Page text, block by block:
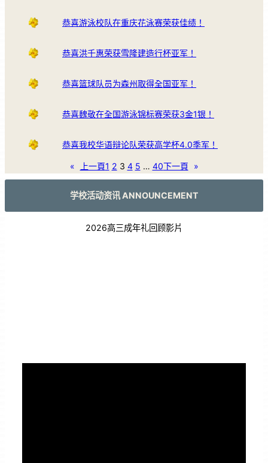
恭喜游泳校队在重庆花泳赛荣获佳绩！
恭喜洪千惠荣获雪隆建造行杯亚军！
恭喜篮球队员为森州取得全国亚军！
恭喜魏敬在全国游泳锦标赛荣获3金1银！
恭喜我校华语辩论队荣获高学杯4.0季军！
« 上一頁1 2 3 4 5 … 40下一頁 »
学校活动资讯 ANNOUNCEMENT
2026高三成年礼回顾影片